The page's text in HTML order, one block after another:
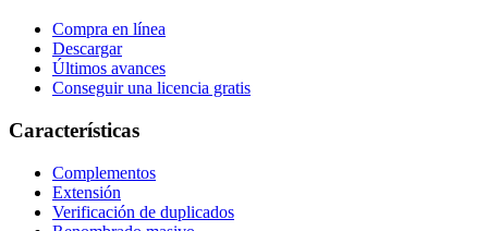
Compra en línea
Descargar
Últimos avances
Conseguir una licencia gratis
Características
Complementos
Extensión
Verificación de duplicados